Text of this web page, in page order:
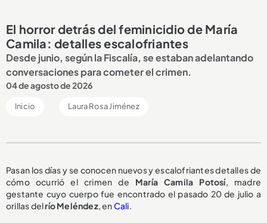
El horror detrás del feminicidio de María
Camila: detalles escalofriantes
Desde junio, según la Fiscalía, se estaban adelantando
conversaciones para cometer el crimen.
04 de agosto de 2026
Inicio Laura Rosa Jiménez
Pasan los días y se conocen nuevos y escalofriantes detalles de
cómo ocurrió el crimen de María Camila Potosí, madre
gestante cuyo cuerpo fue encontrado el pasado 20 de julio a
orillas delrío Meléndez, enCali